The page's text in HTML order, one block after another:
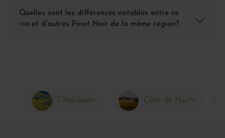
Quelles sont les différences notables entre ce
vin et d'autres Pinot Noir de la même région?
Chablisien Côte de Nuits